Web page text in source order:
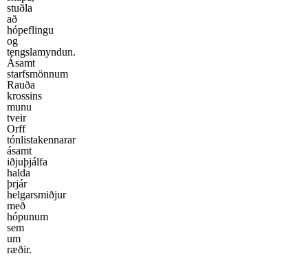
stuðla
að
hópeflingu
og
tengslamyndun.
Ásamt
starfsmönnum
Rauða
krossins
munu
tveir
Orff
tónlistakennarar
ásamt
iðjuþjálfa
halda
þrjár
helgarsmiðjur
með
hópunum
sem
um
ræðir.